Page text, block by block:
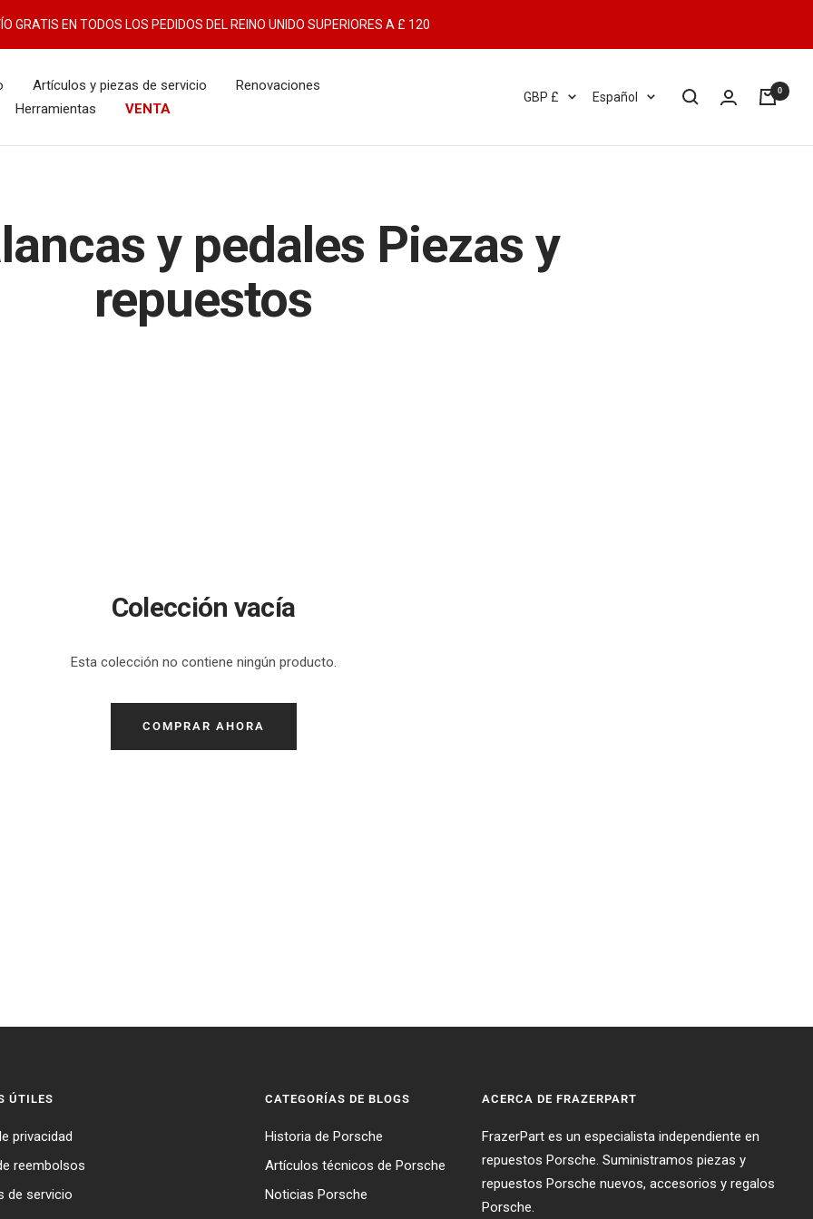
GRATIS EN TODOS LOS PEDIDOS DEL REINO UNIDO SUPERIORES A £ 120
Artículos y piezas de servicio
Renovaciones
Herramientas VENTA
Moneda
GBP £ Idioma
Español 0
y pedales Piezas y
repuestos
Colección vacía
Esta colección no contiene ningún producto.
COMPRAR AHORA
ÚTILES
privacidad
reembolsos
de servicio
CATEGORÍAS DE BLOGS
Historia de Porsche
Artículos técnicos de Porsche
Noticias Porsche
ACERCA DE FRAZERPART
FrazerPart es un especialista independiente en
repuestos Porsche. Suministramos piezas y
repuestos Porsche nuevos, accesorios y regalos
Porsche.